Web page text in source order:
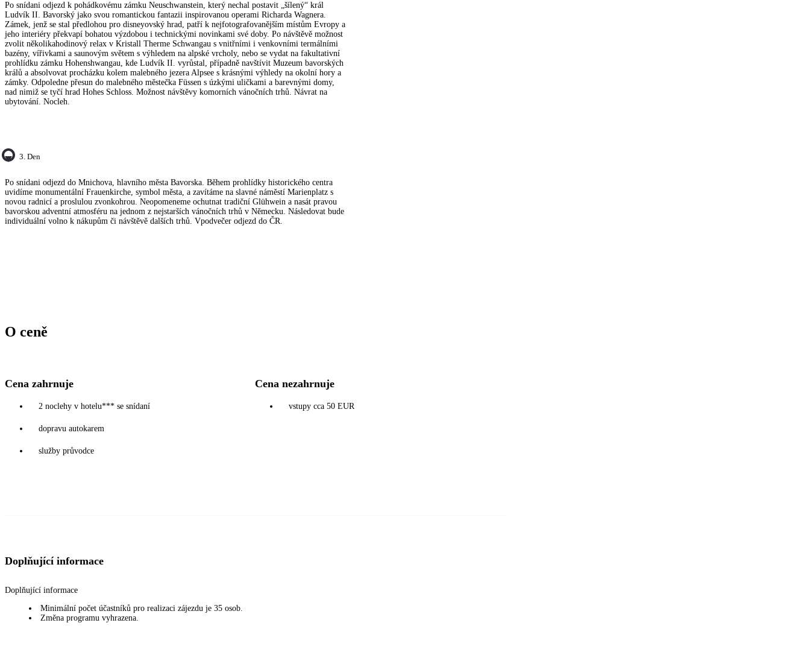
Po snídani odjezd k pohádkovému zámku Neuschwanstein, který nechal postavit „šílený“ král
Ludvík II. Bavorský jako svou romantickou fantazii inspirovanou operami Richarda Wagnera.
Zámek, jenž se stal předlohou pro disneyovský hrad, patří k nejfotografovanějším místům Evropy a
jeho interiéry překvapí bohatou výzdobou i technickými novinkami své doby. Po návštěvě možnost
zvolit několikahodinový relax v Kristall Therme Schwangau s vnitřními i venkovními termálními
bazény, vířivkami a saunovým světem s výhledem na alpské vrcholy, nebo se vydat na fakultativní
prohlídku zámku Hohenshwangau, kde Ludvík II. vyrůstal, případně navštívit Muzeum bavorských
králů a absolvovat procházku kolem malebného jezera Alpsee s krásnými výhledy na okolní hory a
zámky. Odpoledne přesun do malebného městečka Füssen s úzkými uličkami a barevnými domy,
nad nimiž se tyčí hrad Hohes Schloss. Možnost návštěvy komorních vánočních trhů. Návrat na
ubytování. Nocleh.
3. Den
Po snídani odjezd do Mnichova, hlavního města Bavorska. Během prohlídky historického centra
uvidíme monumentální Frauenkirche, symbol města, a zavítáme na slavné náměstí Marienplatz s
novou radnicí a proslulou zvonkohrou. Neopomeneme ochutnat tradiční Glühwein a nasát pravou
bavorskou adventní atmosféru na jednom z nejstarších vánočních trhů v Německu. Následovat bude
individuální volno k nákupům či návštěvě dalších trhů. Vpodvečer odjezd do ČR.
O ceně
Cena zahrnuje
2 noclehy v hotelu*** se snídaní
dopravu autokarem
služby průvodce
Cena nezahrnuje
vstupy cca 50 EUR
Doplňující informace
Doplňující informace
Minimální počet účastníků pro realizaci zájezdu je 35 osob.
Změna programu vyhrazena.